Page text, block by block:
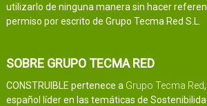
utilizarlo de ninguna manera sin hacer
permiso por escrito de Grupo Tecma Red S.L.
SOBRE GRUPO TECMA RED
CONSTRUIBLE pertenece a Grupo Tecma Red
español líder en las temáticas de